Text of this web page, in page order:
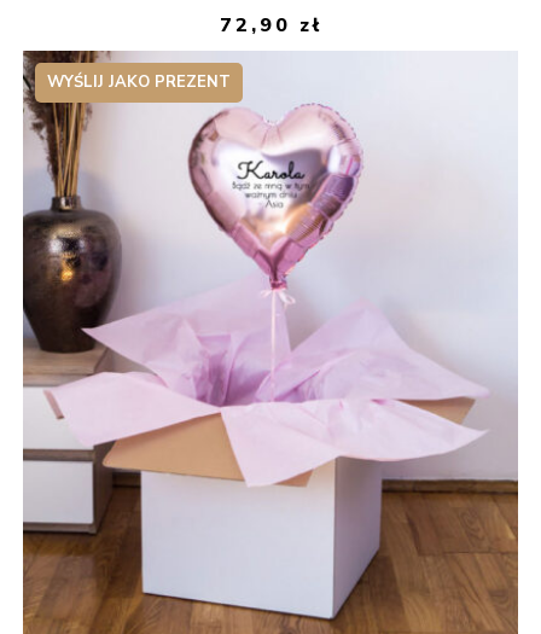
72,90 zł
WYŚLIJ JAKO PREZENT